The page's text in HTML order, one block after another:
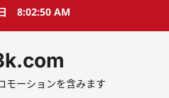
8:02:50 AM
モーションを含みます